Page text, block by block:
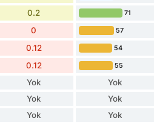
0.2 71
0 57
0.12 54
0.12 55
Yok Yok
Yok Yok
Yok Yok